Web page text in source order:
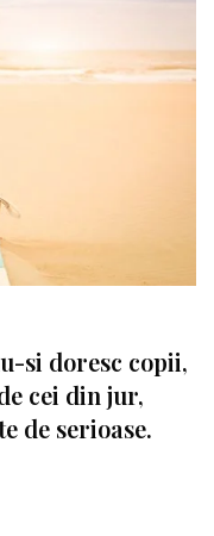
si doresc copii,
cei din jur,
de serioase.